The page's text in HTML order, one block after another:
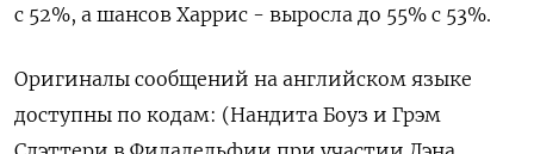
с 52%, а шансов Харрис - выросла до 55% с 53%.
Оригиналы сообщений на английском языке
доступны по кодам: (Нандита Боуз и Грэм